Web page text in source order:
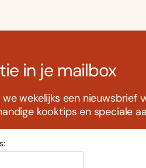
in je mailbox
wekelijks een nieuwsbrief
kooktips en speciale